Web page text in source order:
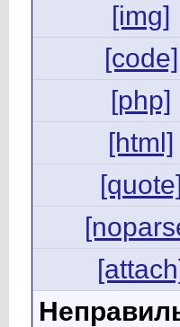
[img]
[code]
[php]
[html]